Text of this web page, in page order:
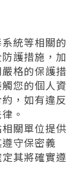
統等相關的
護措施，加
格的保護措
您的個人資
，如有違反
。
關單位提供
守保密義
其將確實遵